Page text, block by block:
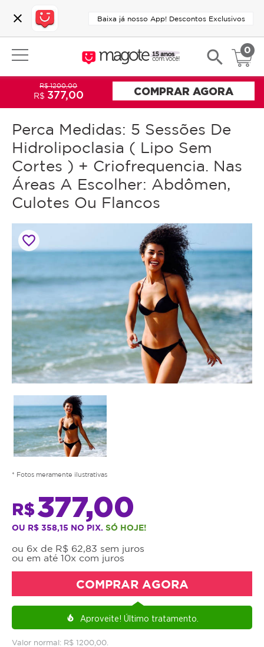
close Baixa já nosso App! Descontos Exclusivos
search 0
Perca Medidas: 5 Sessões De
Hidrolipoclasia ( Lipo Sem
Cortes ) + Criofrequencia. Nas
Áreas A Escolher: Abdômen,
Culotes Ou Flancos
favorite_border
* Fotos meramente ilustrativas
Valor normal: R$ 1200,00.
R$377,00
OU R$ 358,15 NO PIX. SÓ HOJE!
ou 6x de R$ 62,83 sem juros
ou em até 10x com juros
COMPRAR AGORA
local_fire_department Aproveite! Último tratamento.
R$ 1200,00
R$ 377,00 COMPRAR AGORA